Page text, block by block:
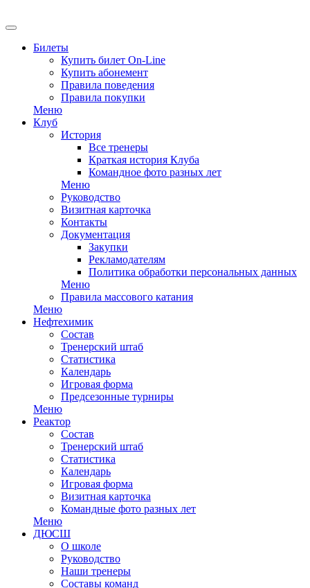
Билеты
Купить билет On-Line
Купить абонемент
Правила поведения
Правила покупки
Меню
Клуб
История
Все тренеры
Краткая история Клуба
Командное фото разных лет
Меню
Руководство
Визитная карточка
Контакты
Документация
Закупки
Рекламодателям
Политика обработки персональных данных
Меню
Правила массового катания
Меню
Нефтехимик
Состав
Тренерский штаб
Статистика
Календарь
Игровая форма
Предсезонные турниры
Меню
Реактор
Состав
Тренерский штаб
Статистика
Календарь
Игровая форма
Визитная карточка
Командные фото разных лет
Меню
ДЮСШ
О школе
Руководство
Наши тренеры
Составы команд